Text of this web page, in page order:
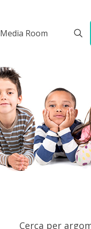
Media Room
Cerca per